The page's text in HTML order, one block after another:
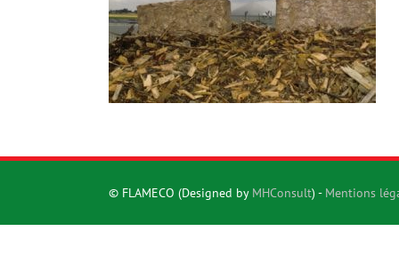
© FLAMECO (Designed by MHConsult) - Mentions